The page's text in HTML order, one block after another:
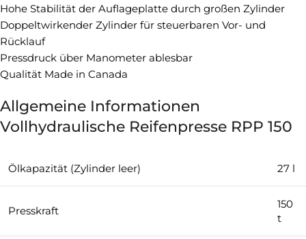
Hohe Stabilität der Auflageplatte durch großen Zylinder
Doppeltwirkender Zylinder für steuerbaren Vor- und
Rücklauf
Pressdruck über Manometer ablesbar
Qualität Made in Canada
Allgemeine Informationen
Vollhydraulische Reifenpresse RPP 150
Ölkapazität (Zylinder leer) 27 l
Presskraft
150
t